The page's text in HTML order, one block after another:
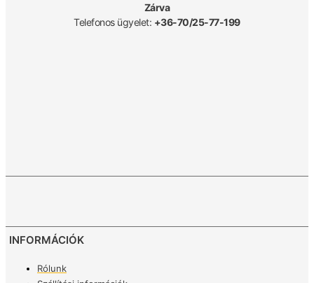
Zárva
Telefonos ügyelet: +36-70/25-77-199
INFORMÁCIÓK
Rólunk